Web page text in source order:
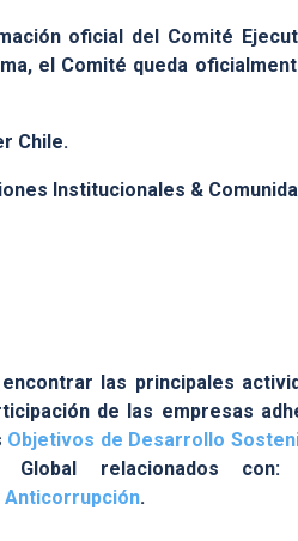
oficial del Comité
el Comité queda
Chile.
Institucionales &
las principales
de las empresas
Objetivos de Desarrollo
Global relacionados
Anticorrupción.